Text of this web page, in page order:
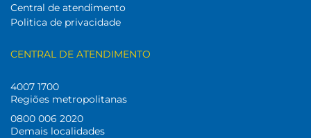
Central de atendimento
Politica de privacidade
CENTRAL DE ATENDIMENTO
4007 1700
Regiões metropolitanas
0800 006 2020
Demais localidades